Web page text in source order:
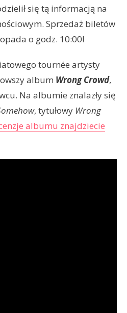
się tą informacją na
Sprzedaż biletów
o godz. 10:00!
tournée artysty
album Wrong Crowd,
Na albumie znalazły się
, tytułowy Wrong
albumu znajdziecie